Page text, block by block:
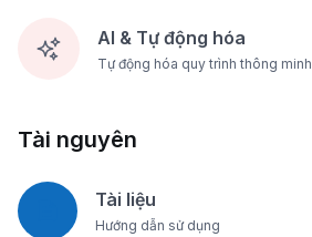
AI & Tự động hóa
Tự động hóa quy trình thông minh
Tài nguyên
Tài liệu
Hướng dẫn sử dụng